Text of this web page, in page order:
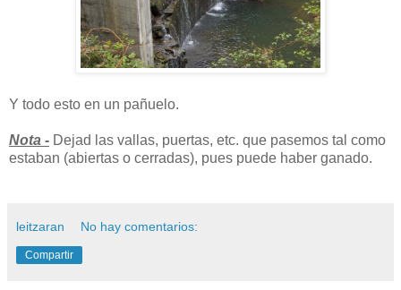
Y todo esto en un pañuelo.
Nota - Dejad las vallas, puertas, etc. que pasemos tal como
estaban (abiertas o cerradas), pues puede haber ganado.
leitzaran No hay comentarios:
Compartir